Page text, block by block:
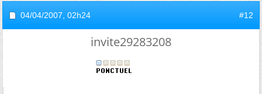
04/04/2007, 02h24 #12
invite29283208